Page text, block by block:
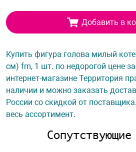
Добавить в
Купить фигура голова милый
см) fm, 1 шт. по недорогой цене
интернет-магазине Территория
наличии и можно заказать
России со скидкой от
весь ассортимент.